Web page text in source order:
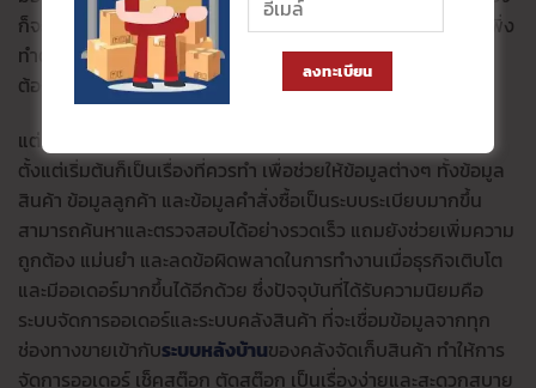
ก็จะเป็นธรรมดาที่ออเดอร์หรือคำสั่งซื้อจะยังมีไม่มาก เนื่องจากเพิ่ง
ทำตลาดและคนยังไม่ค่อยรู้จัก ซึ่งในช่วงแรกนี้ก็อาจจะไม่จำเป็น
ต้องมีระบบเข้ามาช่วยก็ได้ เพราะสามารถทำทุกอย่างเองได้
แต่หากคิดจะทำธุรกิจให้ดี การวางแผนและวางระบบการทำงาน
ตั้งแต่เริ่มต้นก็เป็นเรื่องที่ควรทำ เพื่อช่วยให้ข้อมูลต่างๆ ทั้งข้อมูล
สินค้า ข้อมูลลูกค้า และข้อมูลคำสั่งซื้อเป็นระบบระเบียบมากขึ้น
สามารถค้นหาและตรวจสอบได้อย่างรวดเร็ว แถมยังช่วยเพิ่มความ
ถูกต้อง แม่นยำ และลดข้อผิดพลาดในการทำงานเมื่อธุรกิจเติบโต
และมีออเดอร์มากขึ้นได้อีกด้วย ซึ่งปัจจุบันที่ได้รับความนิยมคือ
ระบบจัดการออเดอร์และระบบคลังสินค้า ที่จะเชื่อมข้อมูลจากทุก
ช่องทางขายเข้ากับระบบหลังบ้านของคลังจัดเก็บสินค้า ทำให้การ
จัดการออเดอร์ เช็คสต๊อก ตัดสต๊อก เป็นเรื่องง่ายและสะดวกสบาย
ลงทะเบียน